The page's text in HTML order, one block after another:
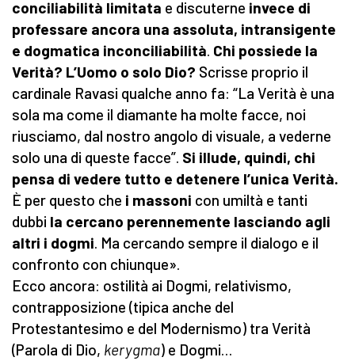
conciliabilità limitata e discuterne invece di
professare ancora una assoluta, intransigente
e dogmatica inconciliabilità. Chi possiede la
Verità? L’Uomo o solo Dio? Scrisse proprio il
cardinale Ravasi qualche anno fa: “La Verità è una
sola ma come il diamante ha molte facce, noi
riusciamo, dal nostro angolo di visuale, a vederne
solo una di queste facce”. Si illude, quindi, chi
pensa di vedere tutto e detenere l’unica Verità.
È per questo che i massoni con umiltà e tanti
dubbi la cercano perennemente lasciando agli
altri i dogmi. Ma cercando sempre il dialogo e il
confronto con chiunque».
Ecco ancora: ostilità ai Dogmi, relativismo,
contrapposizione (tipica anche del
Protestantesimo e del Modernismo) tra Verità
(Parola di Dio, kerygma) e Dogmi…